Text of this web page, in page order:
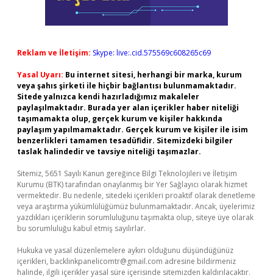
Reklam ve İletişim: Skype: live:.cid.575569c608265c69
Yasal Uyarı: Bu internet sitesi, herhangi bir marka, kurum
veya şahıs şirketi ile hiçbir bağlantısı bulunmamaktadır.
Sitede yalnızca kendi hazırladığımız makaleler
paylaşılmaktadır. Burada yer alan içerikler haber niteliği
taşımamakta olup, gerçek kurum ve kişiler hakkında
paylaşım yapılmamaktadır. Gerçek kurum ve kişiler ile isim
benzerlikleri tamamen tesadüfidir. Sitemizdeki bilgiler
taslak halindedir ve tavsiye niteliği taşımazlar.
Sitemiz, 5651 Sayılı Kanun gereğince Bilgi Teknolojileri ve İletişim
Kurumu (BTK) tarafından onaylanmış bir Yer Sağlayıcı olarak hizmet
vermektedir. Bu nedenle, sitedeki içerikleri proaktif olarak denetleme
veya araştırma yükümlülüğümüz bulunmamaktadır. Ancak, üyelerimiz
yazdıkları içeriklerin sorumluluğunu taşımakta olup, siteye üye olarak
bu sorumluluğu kabul etmiş sayılırlar.
Hukuka ve yasal düzenlemelere aykırı olduğunu düşündüğünüz
içerikleri, backlinkpanelicomtr@gmail.com adresine bildirmeniz
halinde, ilgili içerikler yasal süre içerisinde sitemizden kaldırılacaktır.